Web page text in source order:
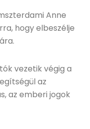
Anne
hogy elbeszélje
vezetik végig a
az
az emberi jogok